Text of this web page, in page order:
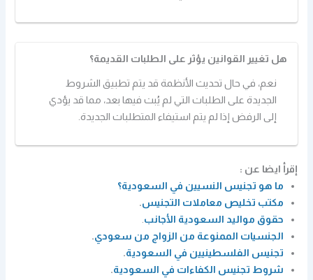
هل تغيير القوانين يؤثر على الطلبات القديمة؟
نعم، في حال تحديث الأنظمة قد يتم تطبيق الشروط
الجديدة على الطلبات التي لم يُبت فيها بعد، مما قد يؤدي
إلى الرفض إذا لم يتم استيفاء المتطلبات الجديدة.
إقرأ ايضا عن :
ما هو تجنيس النسيين في السعودية؟
مكتب تخليص معاملات التجنيس.
حقوق مواليد السعودية الأجانب.
الجنسيات الممنوعة من الزواج من سعودي.
تجنيس الفلسطينيين في السعودية.
شروط تجنيس الكفاءات في السعودية.